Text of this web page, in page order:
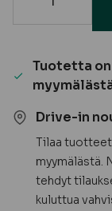
Kiinnityskulma
Pisla
määrä
Tuotetta
Drive-in
Tilaa tuotteet
myymälästä.
tehdyt
kuluttua